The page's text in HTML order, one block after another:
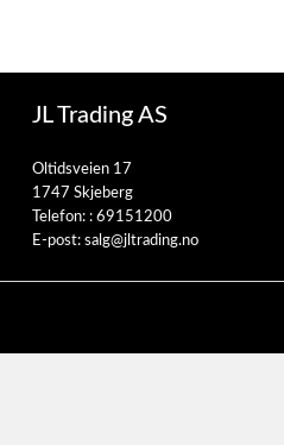
JL Trading AS
Oltidsveien 17
1747 Skjeberg
Telefon: : 69151200
E-post: salg@jltrading.no